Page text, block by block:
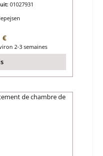
01027931
:
€
2-3 semaines